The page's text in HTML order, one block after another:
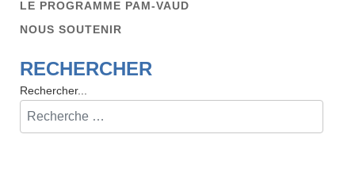
LE PROGRAMME PAM-VAUD
NOUS SOUTENIR
RECHERCHER
Rechercher...